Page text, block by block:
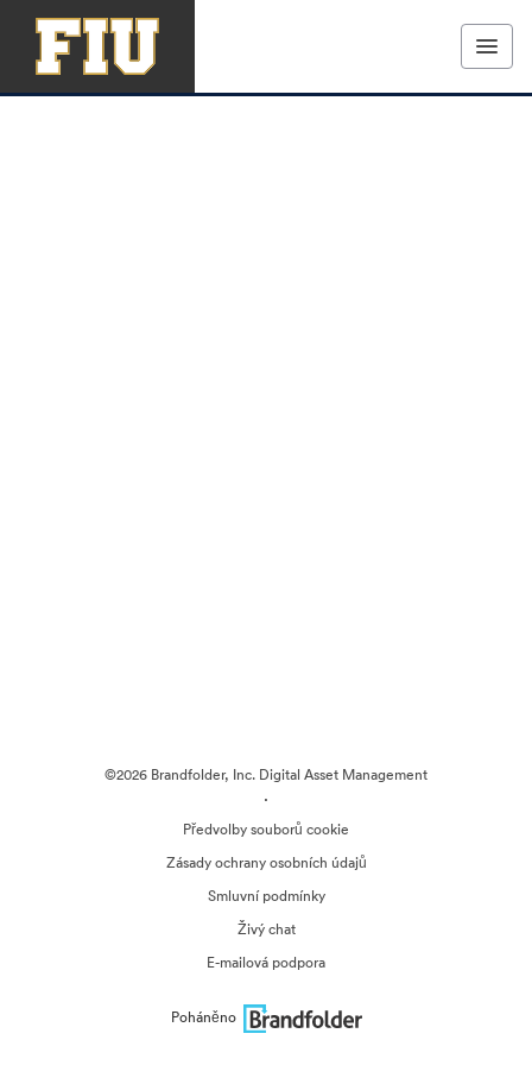
©2026 Brandfolder, Inc. Digital Asset Management
·
Předvolby souborů cookie
Zásady ochrany osobních údajů
Smluvní podmínky
Živý chat
E-mailová podpora
Poháněno